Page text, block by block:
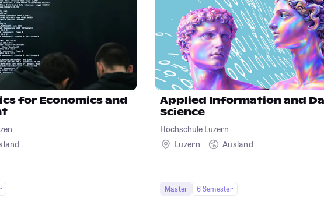
for Economics and
Applied Information and
Science
Hochschule Luzern
Luzern
Ausland
Master
6 Semester